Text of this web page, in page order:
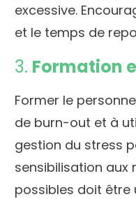
excessive.
et le temps de
3. Formation
Former le
de burn-out et à
gestion du stress
sensibilisation aux
possibles doit être